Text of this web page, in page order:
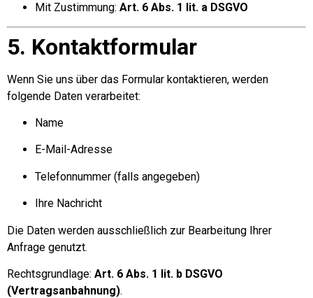
Mit Zustimmung: Art. 6 Abs. 1 lit. a DSGVO
5. Kontaktformular
Wenn Sie uns über das Formular kontaktieren, werden
folgende Daten verarbeitet:
Name
E-Mail-Adresse
Telefonnummer (falls angegeben)
Ihre Nachricht
Die Daten werden ausschließlich zur Bearbeitung Ihrer
Anfrage genutzt.
Rechtsgrundlage: Art. 6 Abs. 1 lit. b DSGVO
(Vertragsanbahnung).